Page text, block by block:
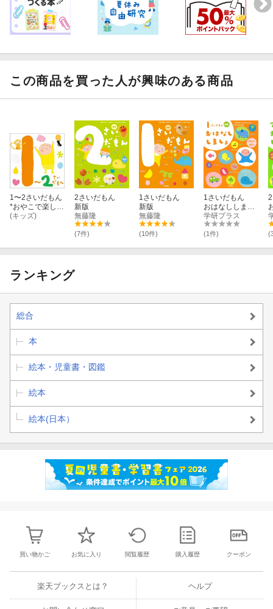
この商品を買った人が興味のある商品
1〜2さいだもん
*おやこで楽しむ
歌あそび*
(キッズ)
2さいだもん
新版
無藤隆
(7件)
1さいだもん
新版
無藤隆
(10件)
1さいだもん
おはなししまし
ょ 新版
学研プラス
(1件)
ランキング
総合
本
絵本・児童書・図鑑
絵本
絵本(日本）
買い物かご お気に入り 閲覧履歴 購入履歴 クーポン
楽天ブックスとは？ ヘルプ